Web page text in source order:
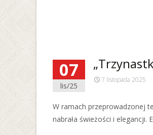
07
lis/25
7 listopada 2025
W ramach przeprowadzonej
nabrała świeżości i